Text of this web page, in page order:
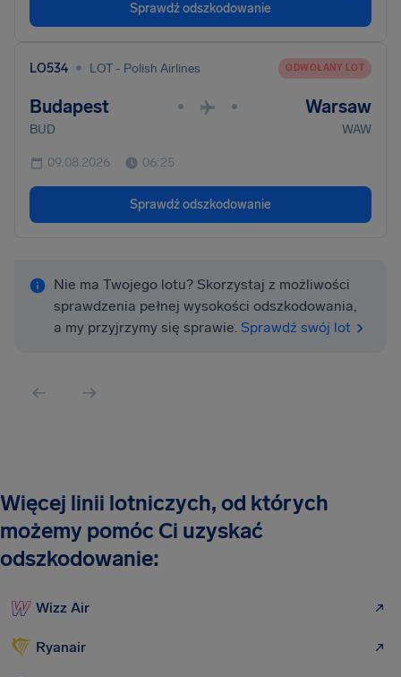
Sprawdź odszkodowanie
LO534 • LOT - Polish Airlines ODWOŁANY LOT
Budapest • • Warsaw
BUD WAW
09.08.2026 06:25
Sprawdź odszkodowanie
Nie ma Twojego lotu? Skorzystaj z możliwości
sprawdzenia pełnej wysokości odszkodowania,
a my przyjrzymy się sprawie. Sprawdź swój lot
Więcej linii lotniczych, od których
możemy pomóc Ci uzyskać
odszkodowanie:
Wizz Air
Ryanair